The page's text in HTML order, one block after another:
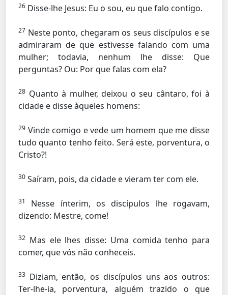
26 Disse-lhe Jesus: Eu o sou, eu que falo contigo.
27 Neste ponto, chegaram os seus discípulos e se
admiraram de que estivesse falando com uma
mulher; todavia, nenhum lhe disse: Que
perguntas? Ou: Por que falas com ela?
28 Quanto à mulher, deixou o seu cântaro, foi à
cidade e disse àqueles homens:
29 Vinde comigo e vede um homem que me disse
tudo quanto tenho feito. Será este, porventura, o
Cristo?!
30 Saíram, pois, da cidade e vieram ter com ele.
31
Nesse ínterim, os discípulos lhe rogavam,
dizendo: Mestre, come!
32 Mas ele lhes disse: Uma comida tenho para
comer, que vós não conheceis.
33 Diziam, então, os discípulos uns aos outros:
Ter-lhe-ia, porventura, alguém trazido o que